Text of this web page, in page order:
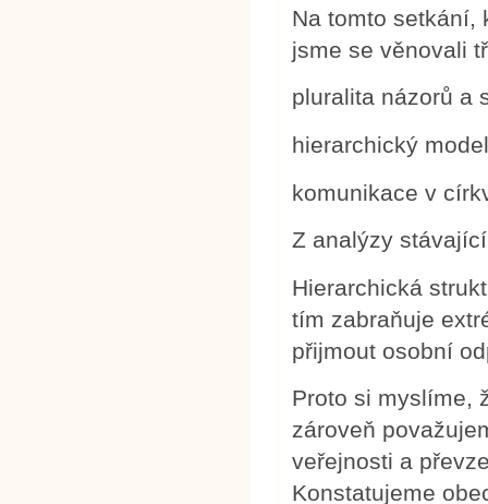
Na tomto setkání,
jsme se věnovali
pluralita názorů a
hierarchický
komunikace v
Z analýzy
Hierarchická
tím zabraňuje
přijmout osobní
Proto si myslíme,
zároveň
veřejnosti a
Konstatujeme